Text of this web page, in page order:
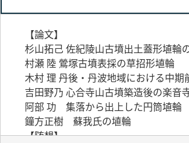
【論文】
杉山拓己 佐紀陵山古墳出土蓋形埴輪
村瀬 陸 鶯塚古墳表採の草招形埴輪
木村 理 丹後・丹波地域における中期
吉田野乃 心合寺山古墳築造後の楽
阿部 功 集落から出上した円筒埴輪
鐘方正樹 蘇我氏の埴輪
【随想】